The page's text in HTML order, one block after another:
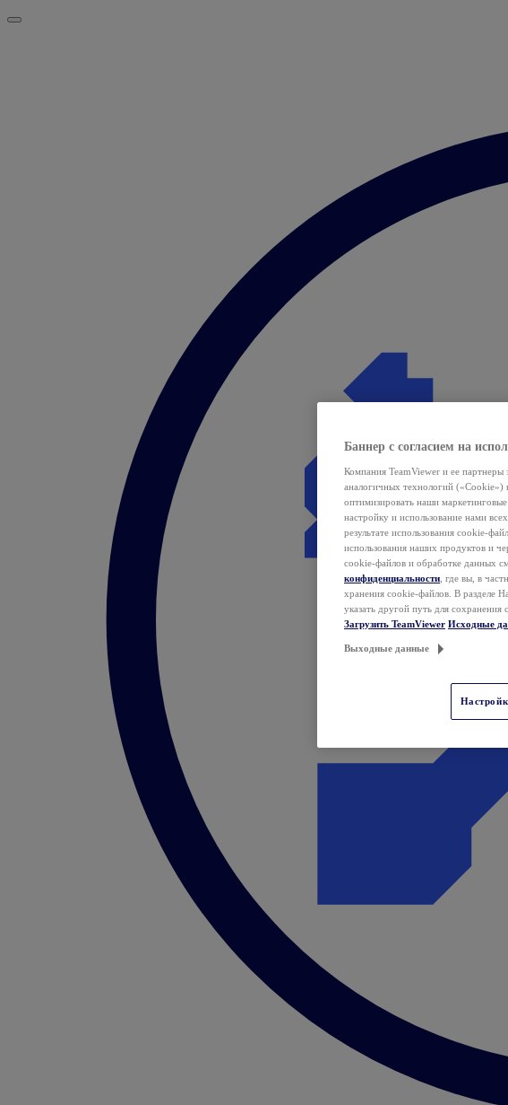
Баннер с согласием на
Компания TeamViewer и ее партнеры
аналогичных технологий («Cookie»)
оптимизировать наши
настройку и использование нами
результате использования cookie-
использования наших продуктов и
cookie-файлов и обработке данных
конфиденциальности , где вы, в
хранения cookie-файлов. В разделе
указать другой путь для сохранения
Загрузить TeamViewer Исходные
Выходные данные